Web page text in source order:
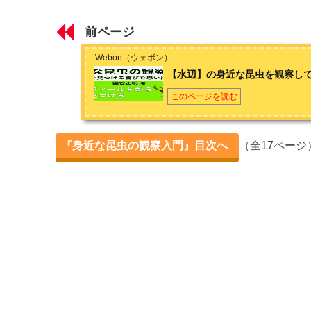
第1章 季節から見つける
【春】の身近な昆虫 6選
【夏】の身近な昆虫 6選
【秋】の身近な昆虫 5選
昆虫たちの【冬】の越し方
から
facebook（國谷）
前ページ
Webon（ウェボン）
【水辺】の身近な昆虫を観察し
このページを読む
『身近な昆虫の観察入門』目次へ （全17ページ